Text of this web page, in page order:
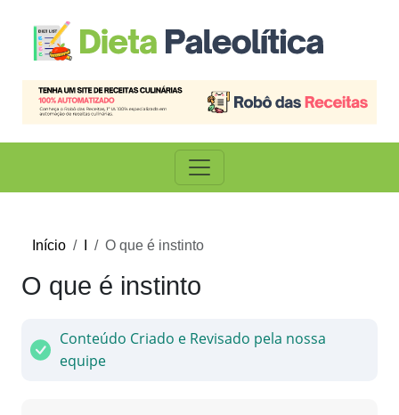
Início O que é instinto
O que é instinto
Conteúdo Criado e Revisado pela nossa
equipe